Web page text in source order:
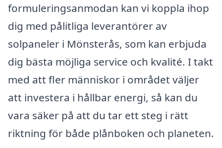
formuleringsanmodan kan vi koppla ihop
dig med pålitliga leverantörer av
solpaneler i Mönsterås, som kan erbjuda
dig bästa möjliga service och kvalité. I takt
med att fler människor i området väljer
att investera i hållbar energi, så kan du
vara säker på att du tar ett steg i rätt
riktning för både plånboken och planeten.